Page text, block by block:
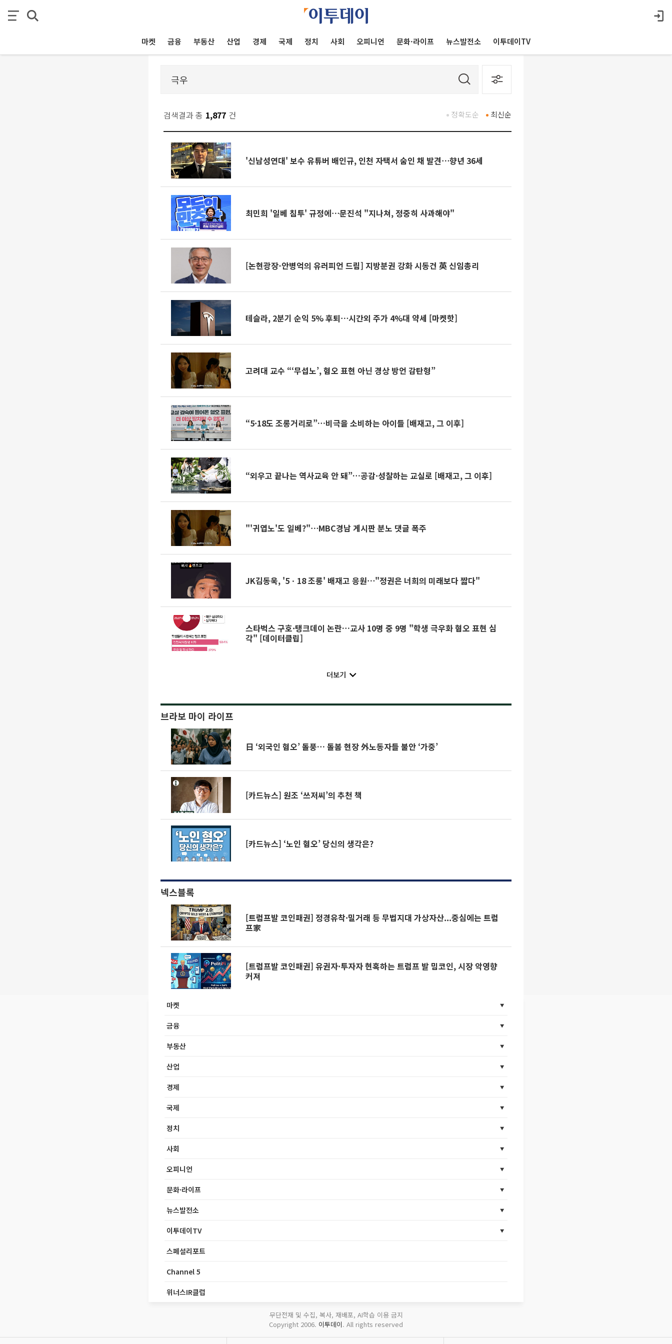
마켓 금융 부동산 산업 경제 국제 정치 사회 오피니언 문화·라이프 뉴스발전소 이투데이TV
검색결과 총 1,877 건 최신순
정확도순
'신남성연대' 보수 유튜버 배인규, 인천 자택서 숨인 채 발견⋯향년 36세
최민희 '일베 침투' 규정에⋯문진석 "지나쳐, 정중히 사과해야"
[논현광장-안병억의 유러피언 드림] 지방분권 강화 시동건 英 신임총리
테슬라, 2분기 순익 5% 후퇴⋯시간외 주가 4%대 약세 [마켓핫]
고려대 교수 “‘무섭노’, 혐오 표현 아닌 경상 방언 감탄형”
“5·18도 조롱거리로”…비극을 소비하는 아이들 [배재고, 그 이후]
“외우고 끝나는 역사교육 안 돼”…공감·성찰하는 교실로 [배재고, 그 이후]
"'귀엽노'도 일베?"⋯MBC경남 게시판 분노 댓글 폭주
JK김동욱, '5ㆍ18 조롱' 배재고 응원⋯"정권은 너희의 미래보다 짧다"
스타벅스 구호·탱크데이 논란…교사 10명 중 9명 "학생 극우화 혐오 표현 심
각" [데이터클립]
더보기
브라보 마이 라이프
日 ‘외국인 혐오’ 돌풍… 돌봄 현장 外노동자들 불안 ‘가중’
[카드뉴스] 원조 ‘쓰저씨’의 추천 책
[카드뉴스] ‘노인 혐오’ 당신의 생각은?
넥스블록
[트럼프발 코인패권] 정경유착·밀거래 등 무법지대 가상자산...중심에는 트럼
프家
[트럼프발 코인패권] 유권자·투자자 현혹하는 트럼프 발 밈코인, 시장 악영향
커져
마켓
금융
부동산
산업
경제
국제
정치
사회
오피니언
문화·라이프
뉴스발전소
이투데이TV
스페셜리포트
Channel 5
위너스IR클럽
무단전재 및 수집, 복사, 재배포, AI학습 이용 금지
Copyright 2006. 이투데이. All rights reserved